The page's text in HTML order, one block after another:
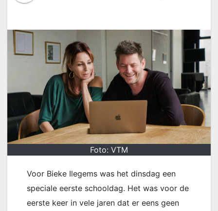
Foto: VTM
Voor Bieke Ilegems was het dinsdag een
speciale eerste schooldag. Het was voor de
eerste keer in vele jaren dat er eens geen